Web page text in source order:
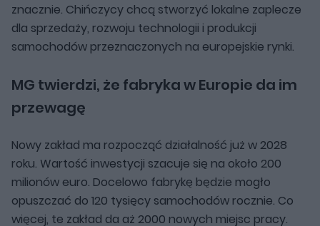
znacznie. Chińczycy chcą stworzyć lokalne zaplecze
dla sprzedaży, rozwoju technologii i produkcji
samochodów przeznaczonych na europejskie rynki.
MG twierdzi, że fabryka w Europie da im
przewagę
Nowy zakład ma rozpocząć działalność już w 2028
roku. Wartość inwestycji szacuje się na około 200
milionów euro. Docelowo fabrykę będzie mogło
opuszczać do 120 tysięcy samochodów rocznie. Co
więcej, te zakład da aż 2000 nowych miejsc pracy.